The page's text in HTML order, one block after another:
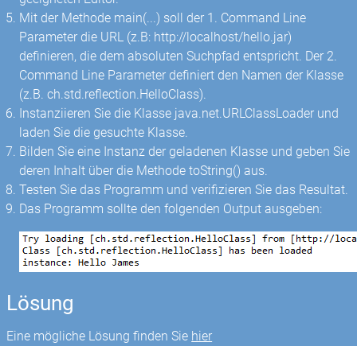
Mit der Methode main(...) soll der 1. Command Line
Parameter die URL (z.B: http://localhost/hello.jar)
definieren, die dem absoluten Suchpfad entspricht. Der 2.
Command Line Parameter definiert den Namen der Klasse
(z.B. ch.std.reflection.HelloClass).
Instanziieren Sie die Klasse java.net.URLClassLoader und
laden Sie die gesuchte Klasse.
Bilden Sie eine Instanz der geladenen Klasse und geben Sie
deren Inhalt über die Methode toString() aus.
Testen Sie das Programm und verifizieren Sie das Resultat.
Das Programm sollte den folgenden Output ausgeben:
Lösung
Eine mögliche Lösung finden Sie hier